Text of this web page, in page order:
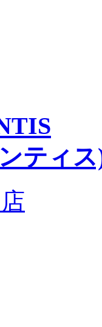
ティ